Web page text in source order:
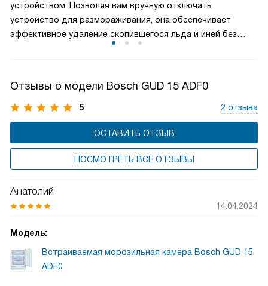
оставления двери открытой выше.
устройством. Позволяя вам вручную отключать
устройство для размораживания, она обеспечивает
эффективное удаление скопившегося льда и иней без
Отзывы о модели Bosch GUD 15 ADF0
5 2 отзыва
ОСТАВИТЬ ОТЗЫВ
ПОСМОТРЕТЬ ВСЕ ОТЗЫВЫ
Анатолий
14.04.2024
Модель:
Встраиваемая морозильная камера Bosch GUD 15
ADF0